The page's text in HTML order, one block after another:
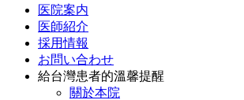
医院案内
医師紹介
採用情報
お問い合わせ
給台灣患者的溫馨提醒
關於本院